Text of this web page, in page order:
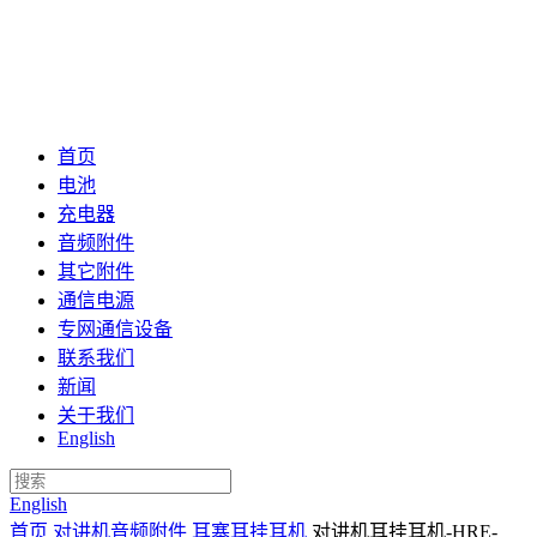
首页
电池
充电器
音频附件
其它附件
通信电源
专网通信设备
联系我们
新闻
关于我们
English
English
首页 对讲机音频附件 耳塞耳挂耳机 对讲机耳挂耳机-HRE-